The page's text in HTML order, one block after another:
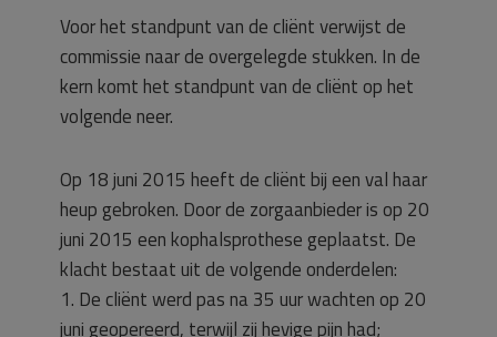
Voor het standpunt van de cliënt verwijst de
commissie naar de overgelegde stukken. In de
kern komt het standpunt van de cliënt op het
volgende neer.
Op 18 juni 2015 heeft de cliënt bij een val haar
heup gebroken. Door de zorgaanbieder is op 20
juni 2015 een kophalsprothese geplaatst. De
klacht bestaat uit de volgende onderdelen:
1. De cliënt werd pas na 35 uur wachten op 20
juni geopereerd, terwijl zij hevige pijn had;